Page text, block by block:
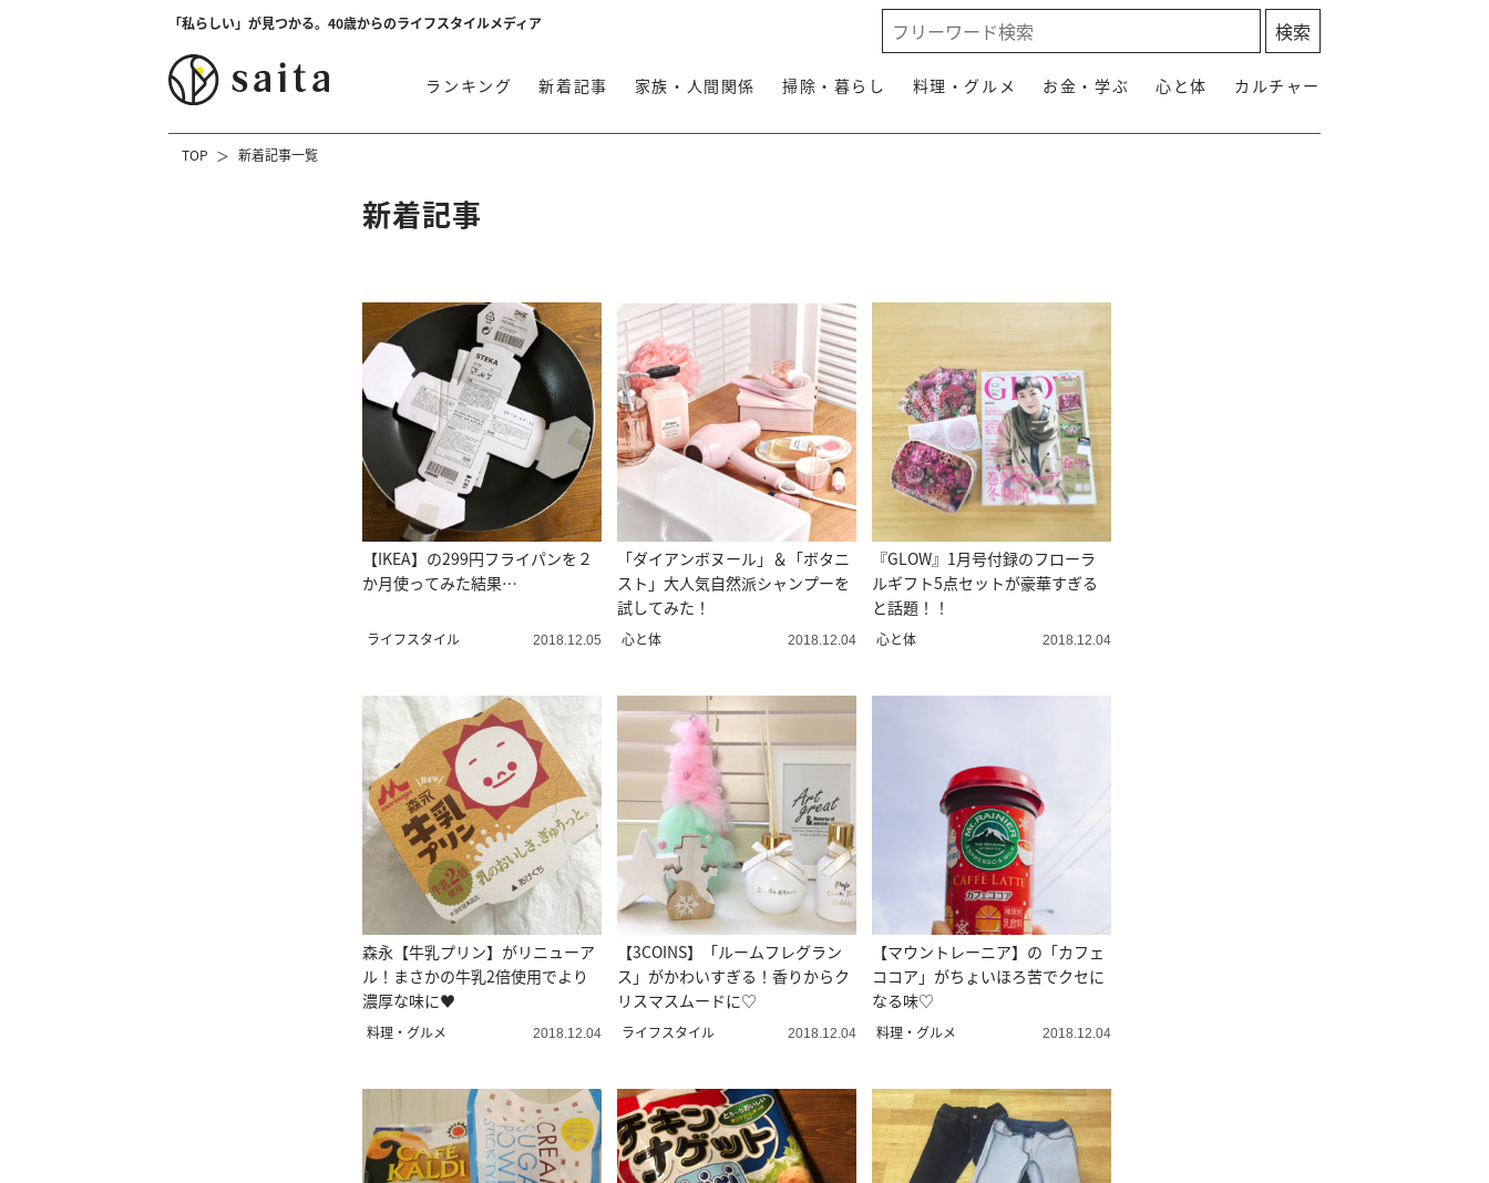
「私らしい」が見つかる。40歳からのライフスタイルメディア
ランキング 新着記事 家族・人間関係 掃除・暮らし 料理・グルメ お金・学ぶ 心と体 カルチャー
TOP 新着記事一覧
新着記事
【IKEA】の299円フライパンを２
か月使ってみた結果…
ライフスタイル 2018.12.05
「ダイアンボヌール」＆「ボタニ
スト」大人気自然派シャンプーを
試してみた！
心と体 2018.12.04
『GLOW』1月号付録のフローラ
ルギフト5点セットが豪華すぎる
と話題！！
心と体 2018.12.04
森永【牛乳プリン】がリニューア
ル！まさかの牛乳2倍使用でより
濃厚な味に♥
料理・グルメ 2018.12.04
【3COINS】「ルームフレグラン
ス」がかわいすぎる！香りからク
リスマスムードに♡
ライフスタイル 2018.12.04
【マウントレーニア】の「カフェ
ココア」がちょいほろ苦でクセに
なる味♡
料理・グルメ 2018.12.04